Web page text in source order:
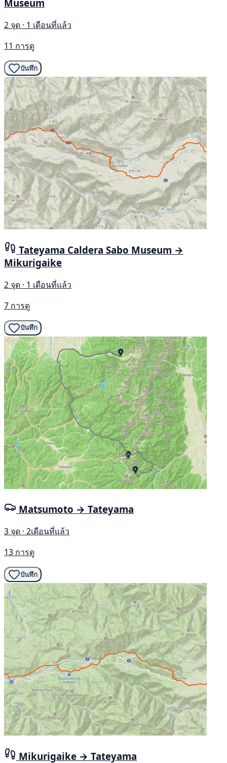
Museum
2 จุด · 1 เดือนที่แล้ว
11 การดู
บันทึก
Tateyama Caldera Sabo Museum →
Mikurigaike
2 จุด · 1 เดือนที่แล้ว
7 การดู
บันทึก
Matsumoto → Tateyama
3 จุด · 2เดือนที่แล้ว
13 การดู
บันทึก
Mikurigaike → Tateyama